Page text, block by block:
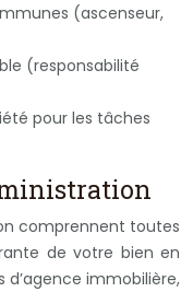
(ascenseur,
(responsabilité
pour les tâches
comprennent toutes
de votre bien en
immobilière,